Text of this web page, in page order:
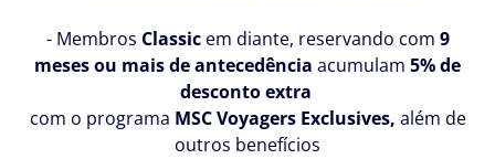
- Membros Classic em diante, reservando com 9
meses ou mais de antecedência acumulam 5% de
desconto extra
com o programa MSC Voyagers Exclusives, além de
outros benefícios